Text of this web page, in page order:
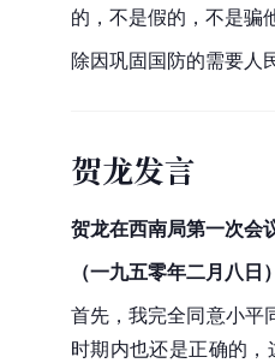
的，不是假的，不是骗
除因巩固国防的需要人
贺龙发言
贺龙在西南局第一次会
（一九五零年二月八日
首先，我完全同意小平
时期内也还是正确的